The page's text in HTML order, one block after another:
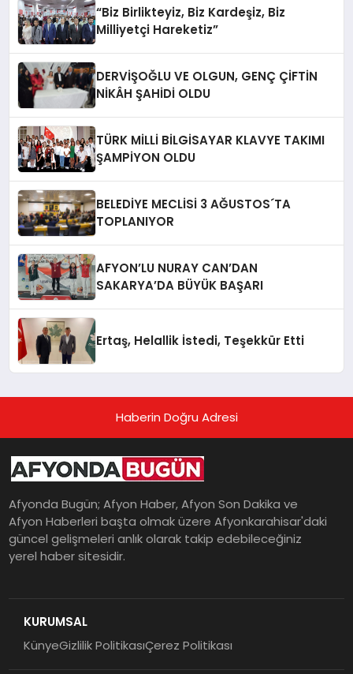
“Biz Birlikteyiz, Biz Kardeşiz, Biz
Milliyetçi Hareketiz”
DERVİŞOĞLU VE OLGUN, GENÇ ÇİFTİN
NİKÂH ŞAHİDİ OLDU
TÜRK MİLLİ BİLGİSAYAR KLAVYE TAKIMI
ŞAMPİYON OLDU
BELEDİYE MECLİSİ 3 AĞUSTOS´TA
TOPLANIYOR
AFYON’LU NURAY CAN’DAN
SAKARYA’DA BÜYÜK BAŞARI
Ertaş, Helallik İstedi, Teşekkür Etti
Haberin Doğru Adresi
Afyonda Bugün; Afyon Haber, Afyon Son Dakika ve
Afyon Haberleri başta olmak üzere Afyonkarahisar'daki
güncel gelişmeleri anlık olarak takip edebileceğiniz
yerel haber sitesidir.
KURUMSAL
KünyeGizlilik PolitikasıÇerez Politikası